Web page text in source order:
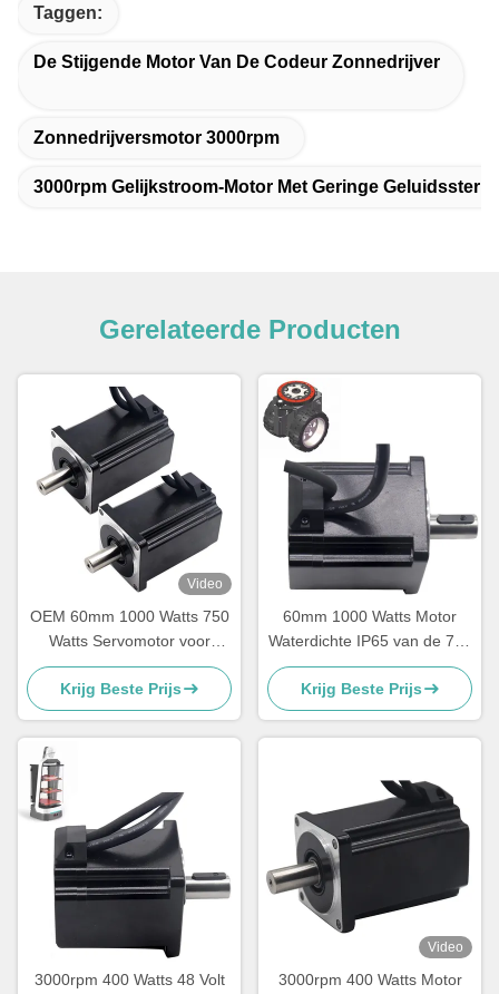
Taggen:
De Stijgende Motor Van De Codeur Zonnedrijver
Zonnedrijversmotor 3000rpm
3000rpm Gelijkstroom-Motor Met Geringe
Gerelateerde Producten
Video
OEM 60mm 1000 Watts 750
Watts Servomotor voor
Zonnedrijver
Krijg Beste Prijs
60mm 1000 Watts Motor
Waterdichte IP65 van de 750
Watts de Zonnedrijver
Gelijkstroom
Krijg Beste Prijs
3000rpm 400 Watts 48 Volt
Video
3000rpm 400 Watts Motor